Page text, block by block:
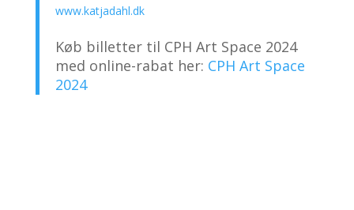
www.katjadahl.dk
Køb billetter til CPH Art Space 2024
med online-rabat her: CPH Art Space
2024